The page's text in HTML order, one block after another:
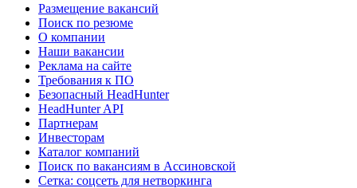
Размещение вакансий
Поиск по резюме
О компании
Наши вакансии
Реклама на сайте
Требования к ПО
Безопасный HeadHunter
HeadHunter API
Партнерам
Инвесторам
Каталог компаний
Поиск по вакансиям в Ассиновской
Сетка: соцсеть для нетворкинга